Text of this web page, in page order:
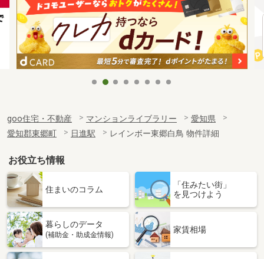
goo住宅・不動産 マンションライブラリー
愛知県
愛知郡東郷町
日進駅 レインボー東郷白鳥 物件詳細
お役立ち情報
住まいのコラム
「住みたい街」
を見つけよう
暮らしのデータ
(補助金・助成金情報)
家賃相場